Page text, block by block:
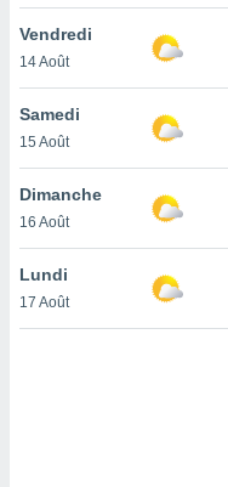
votre
à
en
le
Vendredi
14 Août
Samedi
15 Août
Dimanche
16 Août
Lundi
17 Août